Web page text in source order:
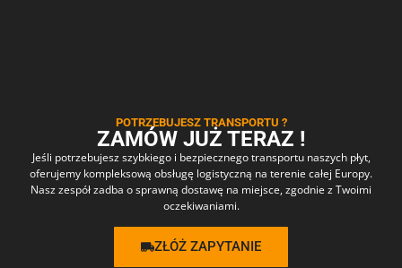
POTRZEBUJESZ TRANSPORTU ?
ZAMÓW JUŻ TERAZ !
Jeśli potrzebujesz szybkiego i bezpiecznego transportu naszych płyt,
oferujemy kompleksową obsługę logistyczną na terenie całej Europy.
Nasz zespół zadba o sprawną dostawę na miejsce, zgodnie z Twoimi
oczekiwaniami.
ZŁÓŻ ZAPYTANIE